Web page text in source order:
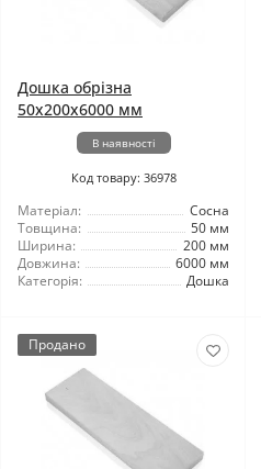
Дошка обрізна
50x200x6000 мм
В наявності
Код товару: 36978
Матеріал:
Сосна
Товщина:
50 мм
Ширина:
200 мм
Довжина:
6000 мм
Категорія:
Дошка
Продано